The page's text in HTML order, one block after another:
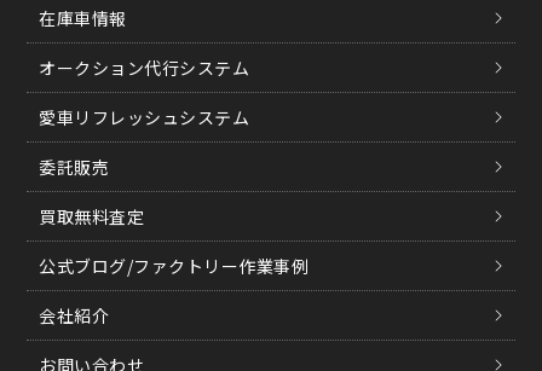
在庫車情報
オークション代行システム
愛車リフレッシュシステム
委託販売
買取無料査定
公式ブログ/ファクトリー作業事例
会社紹介
お問い合わせ